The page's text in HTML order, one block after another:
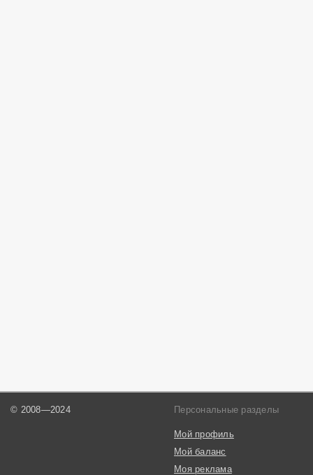
© 2008—2024 Персональные разделы
Мой профиль
Мой баланс
Моя реклама